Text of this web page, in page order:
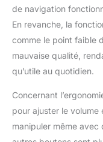
de navigation
En revanche, la
comme le point faible
mauvaise qualité,
qu’utile au quotidien.
Concernant
pour ajuster le volume
manipuler même avec